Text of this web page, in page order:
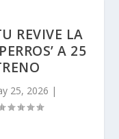
REVIVE LA
A 25
25, 2026 |